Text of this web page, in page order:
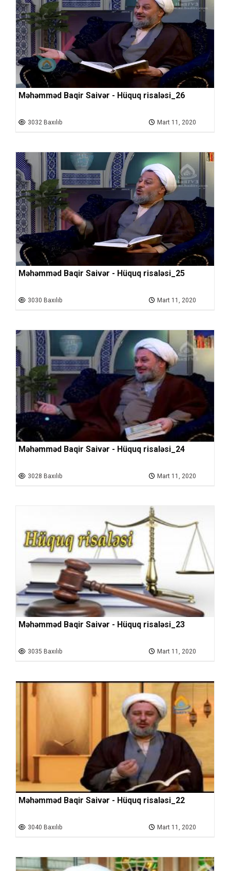
Məhəmməd Baqir Saivər - Hüquq risaləsi_26
3032 Baxılıb Mart 11, 2020
Məhəmməd Baqir Saivər - Hüquq risaləsi_25
3030 Baxılıb Mart 11, 2020
Məhəmməd Baqir Saivər - Hüquq risaləsi_24
3028 Baxılıb Mart 11, 2020
Məhəmməd Baqir Saivər - Hüquq risaləsi_23
3035 Baxılıb Mart 11, 2020
Məhəmməd Baqir Saivər - Hüquq risaləsi_22
3040 Baxılıb Mart 11, 2020